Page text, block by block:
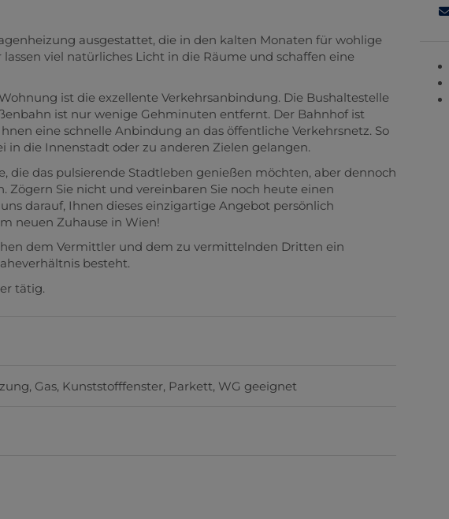
ausgestattet, die in den kalten Monaten für wohlige
viel natürliches Licht in die Räume und schaffen eine
ist die exzellente Verkehrsanbindung. Die Bushaltestelle
ist nur wenige Gehminuten entfernt. Der Bahnhof ist
eine schnelle Anbindung an das öffentliche Verkehrsnetz. So
in die Innenstadt oder zu anderen Zielen gelangen.
die das pulsierende Stadtleben genießen möchten, aber dennoch
Zögern Sie nicht und vereinbaren Sie noch heute einen
darauf, Ihnen dieses einzigartige Angebot persönlich
neuen Zuhause in Wien!
dem Vermittler und dem zu vermittelnden Dritten ein
besteht.
tätig.
Gas Kunststofffenster Parkett WG geeignet